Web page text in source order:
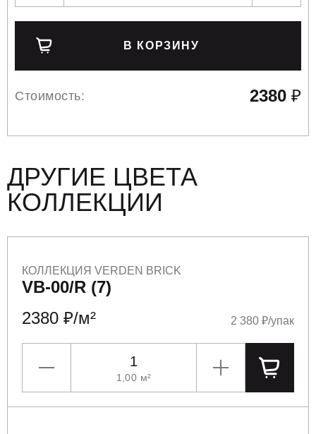
В КОРЗИНУ
Стоимость: 2380 ₽
ДРУГИЕ ЦВЕТА
КОЛЛЕКЦИИ
КОЛЛЕКЦИЯ VERDEN BRICK
VB-00/R (7)
2380 ₽/м²
2 380 ₽/упак
УМЕНЬШИТЬ
1,00 м²